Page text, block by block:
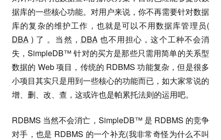
据库的一些核心功能。对用户来说，你不再需要针对数据
库的复杂的维护工作，也就是可以不用数据库管理员(
DBA ) 了 。当然， DBA也不用担心，这个工种不会消
失，SimpleDB™ 针对的买方是那些只需用简单的关系型
数据的 Web 项目，传统的 RDBMS 功能复杂，但是很多
小项目其实只是用到一些核心的功能而已，如大家常说的
增、删、改、查，这或许也是帕累托法则的运用吧。
RDBMS 当然不会消亡，SimpleDB™ 是 RDBMS 的竞争
对手，也是 RDBMS 的一个补充(我非常奇怪为什么不叫